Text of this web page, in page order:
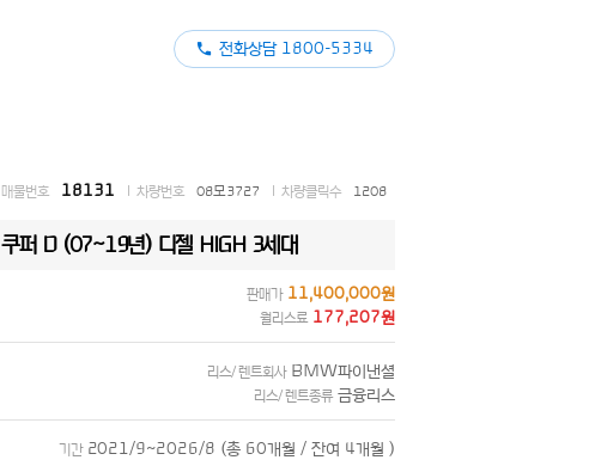
전화상담 1800-5334
매물번호 18131 l 차량번호 08모3727 l 차량클릭수 1208
쿠퍼 D (07~19년) 디젤 HIGH 3세대
판매가 11,400,000원
월리스료 177,207원
리스/ 렌트회사BMW파이낸셜
리스/ 렌트종류금융리스
기간2021/9~2026/8 (총 60개월 / 잔여 4개월 )